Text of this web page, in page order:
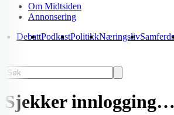
Om Midtsiden
Annonsering
DebattPodkastPolitikkNæringsliv
Sjekker innlogging…